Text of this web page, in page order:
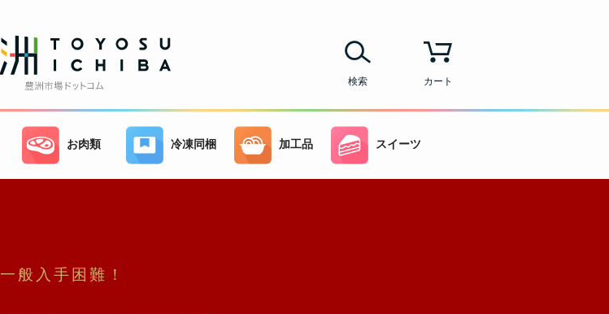
カート
検索
お肉類 冷凍同梱 加工品 スイーツ
一般入手困難！